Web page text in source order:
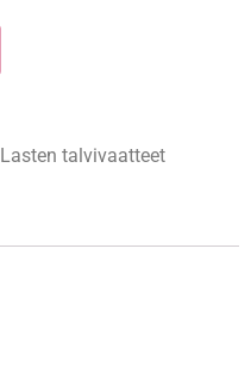
Lasten talvivaatteet